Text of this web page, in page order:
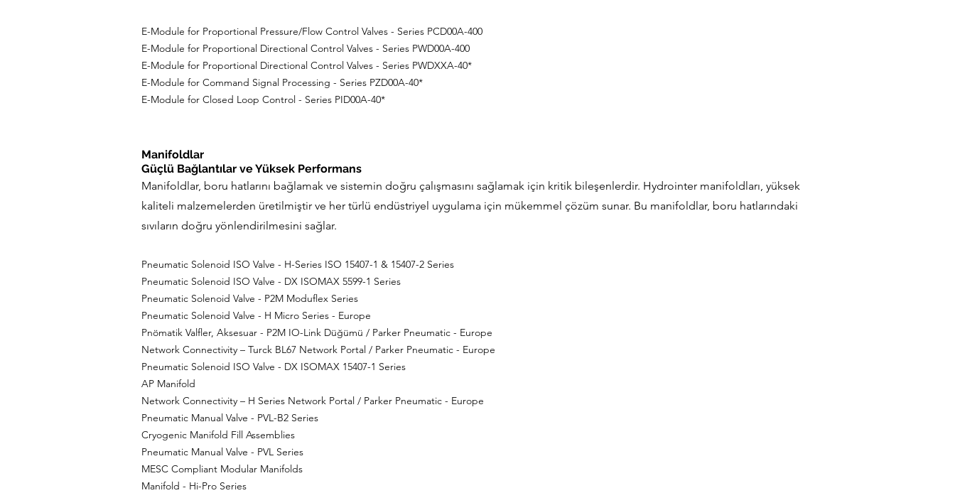
E-Module for Proportional Pressure/Flow Control Valves - Series PCD00A-400
E-Module for Proportional Directional Control Valves - Series PWD00A-400
E-Module for Proportional Directional Control Valves - Series PWDXXA-40*
E-Module for Command Signal Processing - Series PZD00A-40*
E-Module for Closed Loop Control - Series PID00A-40*
Manifoldlar
Güçlü Bağlantılar ve Yüksek Performans
Manifoldlar, boru hatlarını bağlamak ve sistemin doğru çalışmasını sağlamak için kritik bileşenlerdir. Hydrointer manifoldları, yüksek
kaliteli malzemelerden üretilmiştir ve her türlü endüstriyel uygulama için mükemmel çözüm sunar. Bu manifoldlar, boru hatlarındaki
sıvıların doğru yönlendirilmesini sağlar.
Pneumatic Solenoid ISO Valve - H-Series ISO 15407-1 & 15407-2 Series​
Pneumatic Solenoid ISO Valve - DX ISOMAX 5599-1 Series
Pneumatic Solenoid Valve - P2M Moduflex Series
Pneumatic Solenoid Valve - H Micro Series - Europe
Pnömatik Valfler, Aksesuar - P2M IO-Link Düğümü / Parker Pneumatic - Europe
Network Connectivity – Turck BL67 Network Portal / Parker Pneumatic - Europe
Pneumatic Solenoid ISO Valve - DX ISOMAX 15407-1 Series
AP Manifold
Network Connectivity – H Series Network Portal / Parker Pneumatic - Europe
Pneumatic Manual Valve - PVL-B2 Series
Cryogenic Manifold Fill Assemblies
Pneumatic Manual Valve - PVL Series
MESC Compliant Modular Manifolds
Manifold - Hi-Pro Series